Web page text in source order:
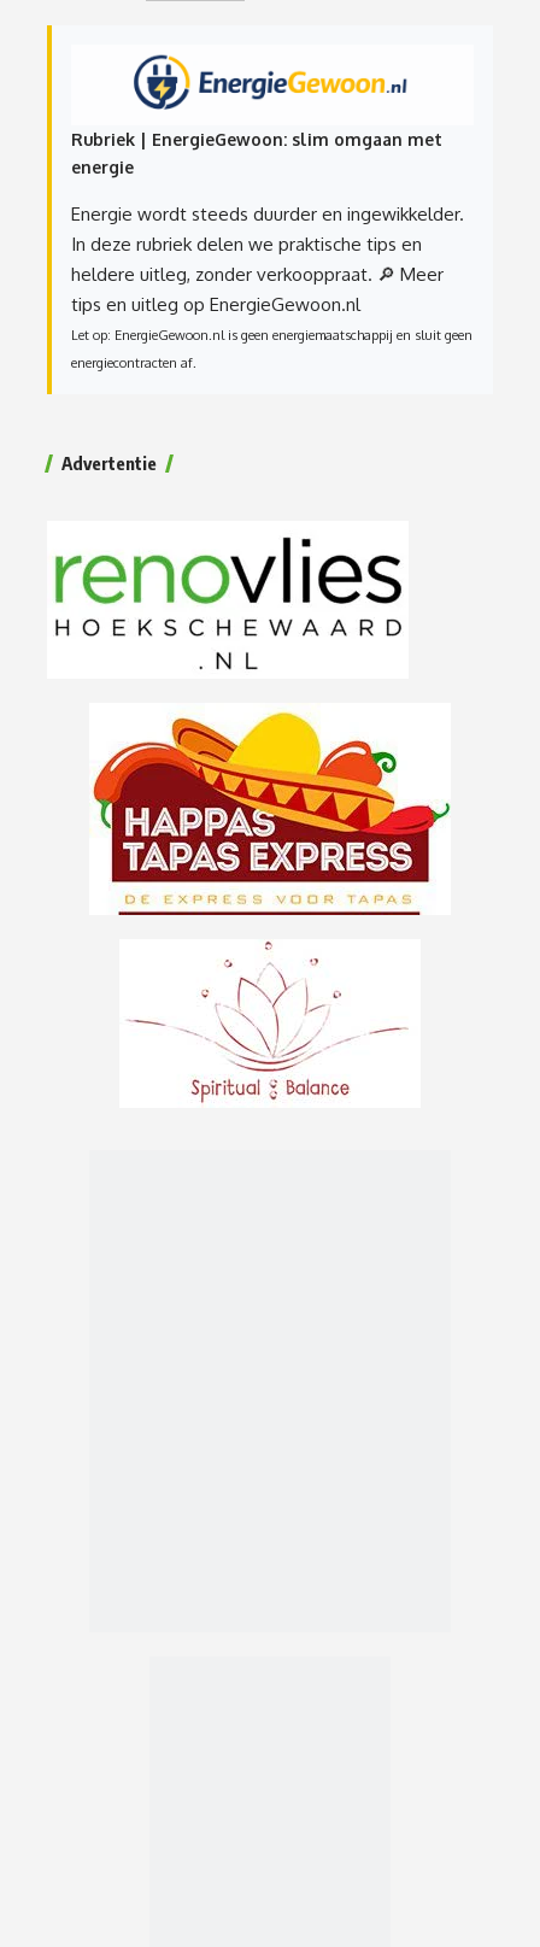
Rubriek | EnergieGewoon: slim omgaan met
energie
Energie wordt steeds duurder en ingewikkelder.
In deze rubriek delen we praktische tips en
heldere uitleg, zonder verkooppraat. 🔎 Meer
tips en uitleg op EnergieGewoon.nl
Let op: EnergieGewoon.nl is geen energiemaatschappij en sluit geen
energiecontracten af.
Advertentie